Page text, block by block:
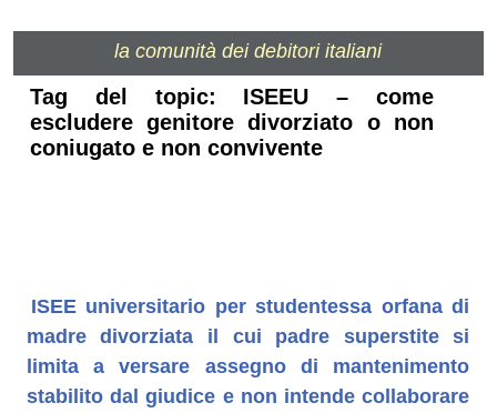
la comunità dei debitori italiani
Tag del topic: ISEEU – come
escludere genitore divorziato o non
coniugato e non convivente
ISEE universitario per studentessa orfana di
madre divorziata il cui padre superstite si
limita a versare assegno di mantenimento
stabilito dal giudice e non intende collaborare